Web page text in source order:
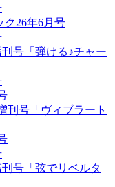
ク26年6月号
号「弾ける♪チャー
刊号「ヴィブラート
号「弦でリベルタ